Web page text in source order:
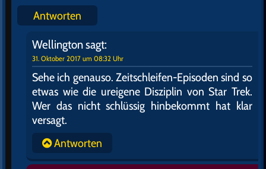
Antworten
Wellingtonsagt:
31. Oktober 2017 um 08:32 Uhr
Sehe ich genauso. Zeitschleifen-Episoden sind so
etwas wie die ureigene Disziplin von Star Trek.
Wer das nicht schlüssig hinbekommt hat klar
versagt.
Antworten